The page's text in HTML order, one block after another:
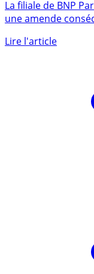
million d’euros
une amende